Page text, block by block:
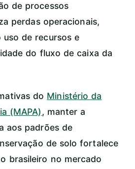
de processos
perdas operacionais,
de recursos e
do fluxo de caixa da
do Ministério da
(MAPA), manter a
aos padrões de
de solo fortalece
brasileiro no mercado